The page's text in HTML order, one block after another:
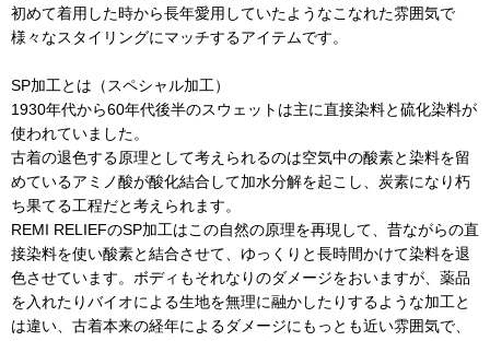
初めて着用した時から長年愛用していたようなこなれた雰囲気で
様々なスタイリングにマッチするアイテムです。
SP加工とは（スペシャル加工）
1930年代から60年代後半のスウェットは主に直接染料と硫化染料が
使われていました。
古着の退色する原理として考えられるのは空気中の酸素と染料を留
めているアミノ酸が酸化結合して加水分解を起こし、炭素になり朽
ち果てる工程だと考えられます。
REMI RELIEFのSP加工はこの自然の原理を再現して、昔ながらの直
接染料を使い酸素と結合させて、ゆっくりと長時間かけて染料を退
色させています。ボディもそれなりのダメージをおいますが、薬品
を入れたりバイオによる生地を無理に融かしたりするような加工と
は違い、古着本来の経年によるダメージにもっとも近い雰囲気で、